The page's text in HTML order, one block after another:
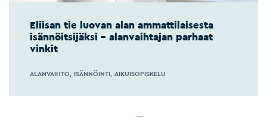
Eliisan tie luovan alan ammattilaisesta
isännöitsijäksi – alanvaihtajan parhaat
vinkit
ALANVAIHTO ISÄNNÖINTI AIKUISOPISKELU